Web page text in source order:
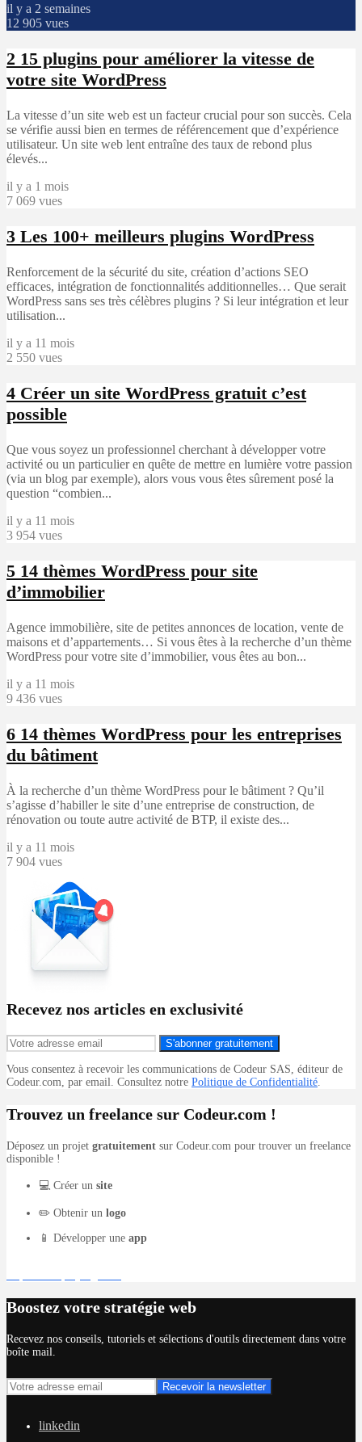
il y a 2 semaines
12 905 vues
2 15 plugins pour améliorer la vitesse de
votre site WordPress
La vitesse d’un site web est un facteur crucial pour son succès. Cela
se vérifie aussi bien en termes de référencement que d’expérience
utilisateur. Un site web lent entraîne des taux de rebond plus
élevés...
il y a 1 mois
7 069 vues
3 Les 100+ meilleurs plugins WordPress
Renforcement de la sécurité du site, création d’actions SEO
efficaces, intégration de fonctionnalités additionnelles… Que serait
WordPress sans ses très célèbres plugins ? Si leur intégration et leur
utilisation...
il y a 11 mois
2 550 vues
4 Créer un site WordPress gratuit c’est
possible
Que vous soyez un professionnel cherchant à développer votre
activité ou un particulier en quête de mettre en lumière votre passion
(via un blog par exemple), alors vous vous êtes sûrement posé la
question “combien...
il y a 11 mois
3 954 vues
5 14 thèmes WordPress pour site
d’immobilier
Agence immobilière, site de petites annonces de location, vente de
maisons et d’appartements… Si vous êtes à la recherche d’un thème
WordPress pour votre site d’immobilier, vous êtes au bon...
il y a 11 mois
9 436 vues
6 14 thèmes WordPress pour les entreprises
du bâtiment
À la recherche d’un thème WordPress pour le bâtiment ? Qu’il
s’agisse d’habiller le site d’une entreprise de construction, de
rénovation ou toute autre activité de BTP, il existe des...
il y a 11 mois
7 904 vues
Recevez nos articles en exclusivité
S'abonner gratuitement
Vous consentez à recevoir les communications de Codeur SAS, éditeur de
Codeur.com, par email. Consultez notre Politique de Confidentialité
Trouvez un freelance sur Codeur.com !
Déposez un projet gratuitement sur Codeur.com pour trouver un freelance
disponible !
💻 Créer un site
✏️ Obtenir un logo
📱 Développer une app
Boostez votre stratégie web
Recevez nos conseils, tutoriels et sélections d'outils directement dans votre
boîte mail.
linkedin